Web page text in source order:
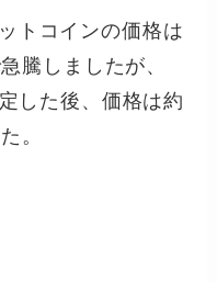
トコインの価格は
騰しましたが、
した後、価格は約
。